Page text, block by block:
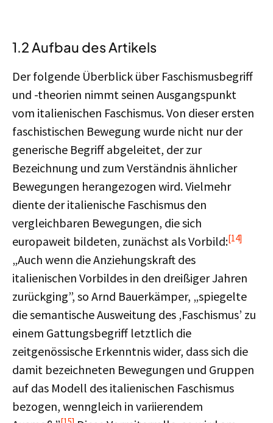
1.2 Aufbau des Artikels
Der folgende Überblick über Faschismusbegriff
und -theorien nimmt seinen Ausgangspunkt
vom italienischen Faschismus. Von dieser ersten
faschistischen Bewegung wurde nicht nur der
generische Begriff abgeleitet, der zur
Bezeichnung und zum Verständnis ähnlicher
Bewegungen herangezogen wird. Vielmehr
diente der italienische Faschismus den
vergleichbaren Bewegungen, die sich
europaweit bildeten, zunächst als Vorbild:[14]
„Auch wenn die Anziehungskraft des
italienischen Vorbildes in den dreißiger Jahren
zurückging”, so Arnd Bauerkämper, „spiegelte
die semantische Ausweitung des ‚Faschismus’ zu
einem Gattungsbegriff letztlich die
zeitgenössische Erkenntnis wider, dass sich die
damit bezeichneten Bewegungen und Gruppen
auf das Modell des italienischen Faschismus
bezogen, wenngleich in variierendem